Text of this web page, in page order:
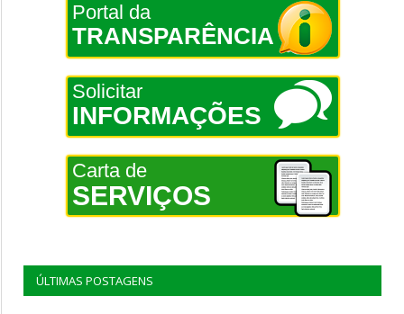
Portal da
TRANSPARÊNCIA
Solicitar
INFORMAÇÕES
Carta de
SERVIÇOS
ÚLTIMAS POSTAGENS